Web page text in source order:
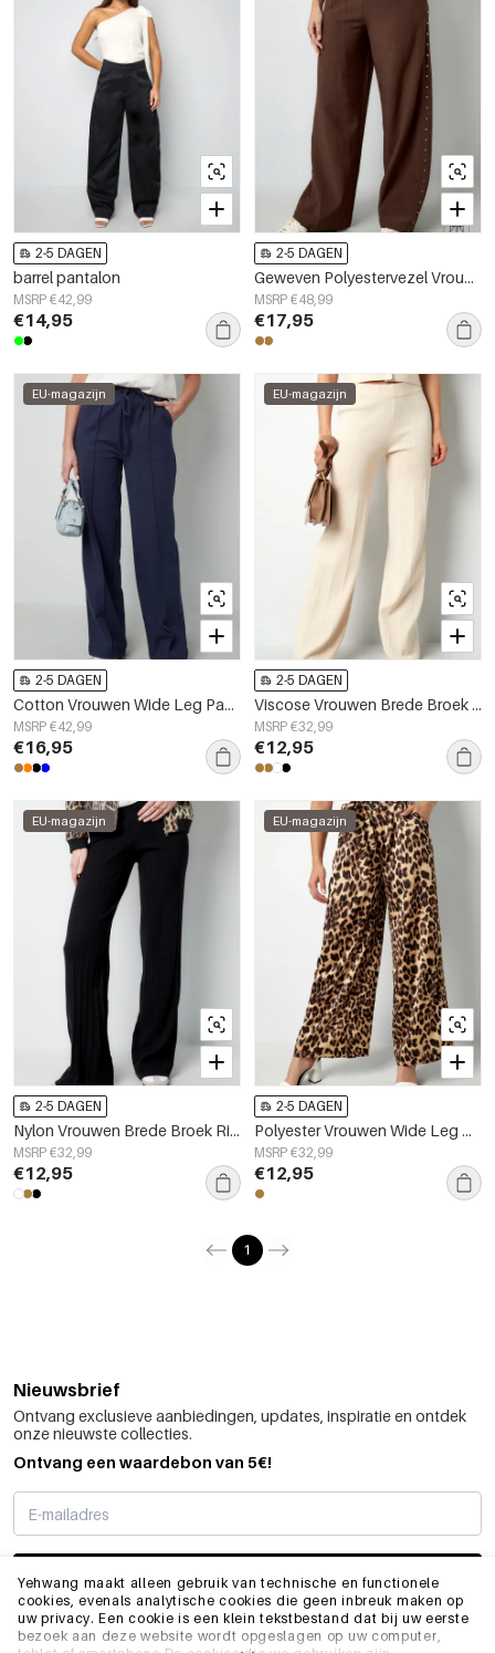
Yehwang maakt alleen gebruik van technische en functionele
cookies, evenals analytische cookies die geen inbreuk maken op
uw privacy. Een cookie is een klein tekstbestand dat bij uw eerste
bezoek aan deze website wordt opgeslagen op uw computer,
2-5 DAGEN
barrel pantalon
MSRP €42,99
€14,95
2-5 DAGEN
Geweven Polyestervezel Vrouwen Brede Broek Elegante Solide Kleur Herfst/Winter
MSRP €48,99
€17,95
EU-magazijn
2-5 DAGEN
Cotton Vrouwen Wide Leg Pants Comfortabele Trekkoord Taille
MSRP €42,99
€16,95
EU-magazijn
2-5 DAGEN
Viscose Vrouwen Brede Broek Conservatief Eenvoudige Kleur
MSRP €32,99
€12,95
EU-magazijn
2-5 DAGEN
Nylon Vrouwen Brede Broek Ribbelgebreid Verstevigd
MSRP €32,99
€12,95
EU-magazijn
2-5 DAGEN
Polyester Vrouwen Wide Leg Broeken Luipaardprint Hoge Taille
MSRP €32,99
€12,95
1
Nieuwsbrief
Ontvang exclusieve aanbiedingen, updates, inspiratie en ontdek
onze nieuwste collecties.
Ontvang een waardebon van 5€!
SCHRIJF ME IN